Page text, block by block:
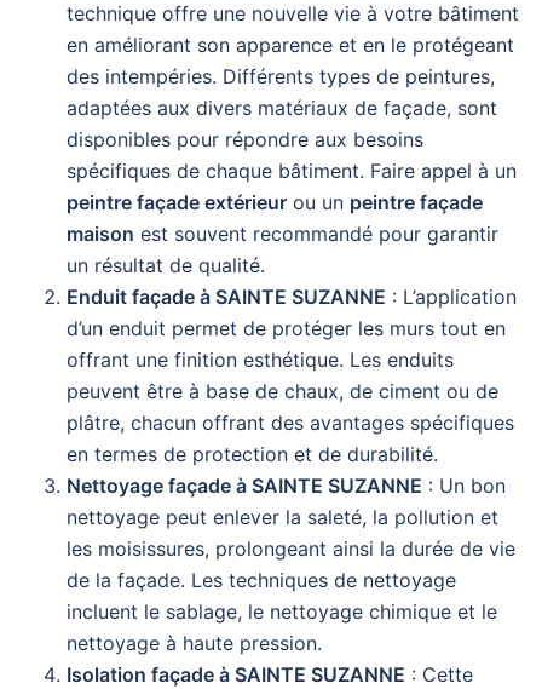
technique offre une nouvelle vie à votre bâtiment
en améliorant son apparence et en le protégeant
des intempéries. Différents types de peintures,
adaptées aux divers matériaux de façade, sont
disponibles pour répondre aux besoins
spécifiques de chaque bâtiment. Faire appel à un
peintre façade extérieur ou un peintre façade
maison est souvent recommandé pour garantir
un résultat de qualité.
Enduit façade à SAINTE SUZANNE : L’application
d’un enduit permet de protéger les murs tout en
offrant une finition esthétique. Les enduits
peuvent être à base de chaux, de ciment ou de
plâtre, chacun offrant des avantages spécifiques
en termes de protection et de durabilité.
Nettoyage façade à SAINTE SUZANNE : Un bon
nettoyage peut enlever la saleté, la pollution et
les moisissures, prolongeant ainsi la durée de vie
de la façade. Les techniques de nettoyage
incluent le sablage, le nettoyage chimique et le
nettoyage à haute pression.
Isolation façade à SAINTE SUZANNE : Cette